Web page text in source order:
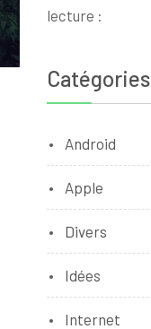
lecture :
Catégories
Android
Apple
Divers
Idées
Internet